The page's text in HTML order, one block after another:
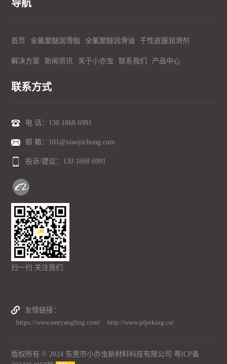
导航
首页 全氟聚醚润滑脂 全氟聚醚润滑油 干性皮膜润滑剂
解决方案 新闻资讯 关于小亦虫 联系我们 产品中心
联系方式
电 话： 130 1868 6991
邮 箱：101@xiaoyichong.com
投诉/建议： 130 1868 6991
扫一扫 关注我们
友情链接
https://www.smtyangling.com/
http://www.pfpeking.cn/
版权所有 © 2024 东莞市小亦虫新材料科技有限公司 粤ICP备